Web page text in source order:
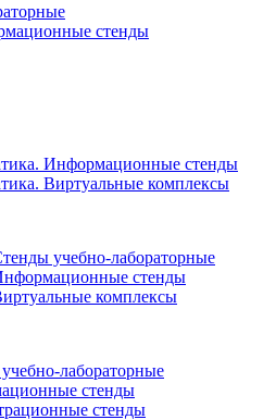
стенды
Информационные стенды
Виртуальные комплексы
учебно-лабораторные
стенды
комплексы
лабораторные
стенды
стенды